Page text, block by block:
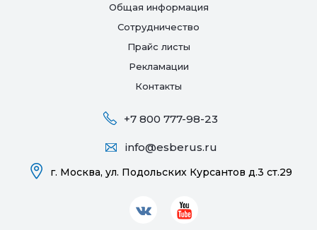
Общая информация
Сотрудничество
Прайс листы
Рекламации
Контакты
+7 800 777-98-23
info@esberus.ru
г. Москва, ул. Подольских Курсантов д.3 ст.29